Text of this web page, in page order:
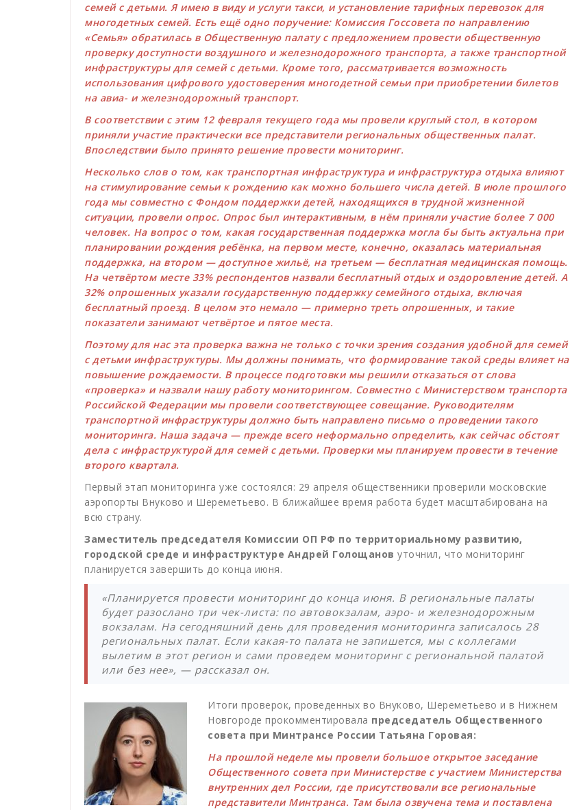
семей с детьми. Я имею в виду и услуги такси, и установление тарифных перевозок для
многодетных семей. Есть ещё одно поручение: Комиссия Госсовета по направлению
«Семья» обратилась в Общественную палату с предложением провести общественную
проверку доступности воздушного и железнодорожного транспорта, а также транспортной
инфраструктуры для семей с детьми. Кроме того, рассматривается возможность
использования цифрового удостоверения многодетной семьи при приобретении билетов
на авиа- и железнодорожный транспорт.
В соответствии с этим 12 февраля текущего года мы провели круглый стол, в котором
приняли участие практически все представители региональных общественных палат.
Впоследствии было принято решение провести мониторинг.
Несколько слов о том, как транспортная инфраструктура и инфраструктура отдыха влияют
на стимулирование семьи к рождению как можно большего числа детей. В июле прошлого
года мы совместно с Фондом поддержки детей, находящихся в трудной жизненной
ситуации, провели опрос. Опрос был интерактивным, в нём приняли участие более 7 000
человек. На вопрос о том, какая государственная поддержка могла бы быть актуальна при
планировании рождения ребёнка, на первом месте, конечно, оказалась материальная
поддержка, на втором — доступное жильё, на третьем — бесплатная медицинская помощь.
На четвёртом месте 33% респондентов назвали бесплатный отдых и оздоровление детей. А
32% опрошенных указали государственную поддержку семейного отдыха, включая
бесплатный проезд. В целом это немало — примерно треть опрошенных, и такие
показатели занимают четвёртое и пятое места.
Поэтому для нас эта проверка важна не только с точки зрения создания удобной для семей
с детьми инфраструктуры. Мы должны понимать, что формирование такой среды влияет на
повышение рождаемости. В процессе подготовки мы решили отказаться от слова
«проверка» и назвали нашу работу мониторингом. Совместно с Министерством транспорта
Российской Федерации мы провели соответствующее совещание. Руководителям
транспортной инфраструктуры должно быть направлено письмо о проведении такого
мониторинга. Наша задача — прежде всего неформально определить, как сейчас обстоят
дела с инфраструктурой для семей с детьми. Проверки мы планируем провести в течение
второго квартала.
Первый этап мониторинга уже состоялся: 29 апреля общественники проверили московские
аэропорты Внуково и Шереметьево. В ближайшее время работа будет масштабирована на
всю страну.
Заместитель председателя Комиссии ОП РФ по территориальному развитию,
городской среде и инфраструктуре Андрей Голощанов уточнил, что мониторинг
планируется завершить до конца июня.
«Планируется провести мониторинг до конца июня. В региональные палаты
будет разослано три чек-листа: по автовокзалам, аэро- и железнодорожным
вокзалам. На сегодняшний день для проведения мониторинга записалось 28
региональных палат. Если какая-то палата не запишется, мы с коллегами
вылетим в этот регион и сами проведем мониторинг с региональной палатой
или без нее», — рассказал он.
Итоги проверок, проведенных во Внуково, Шереметьево и в Нижнем
Новгороде прокомментировала председатель Общественного
совета при Минтрансе России Татьяна Горовая:
На прошлой неделе мы провели большое открытое заседание
Общественного совета при Министерстве с участием Министерства
внутренних дел России, где присутствовали все региональные
представители Минтранса. Там была озвучена тема и поставлена